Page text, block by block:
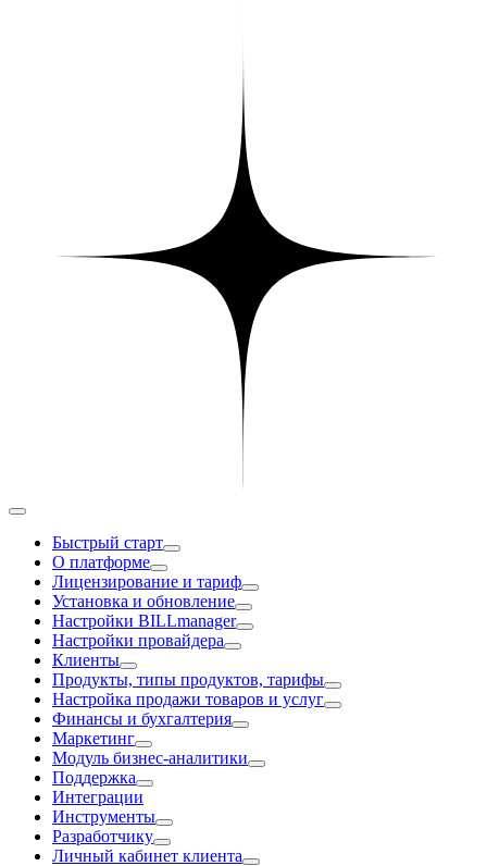
Быстрый старт
О платформе
Лицензирование и тариф
Установка и обновление
Настройки BILLmanager
Настройки провайдера
Клиенты
Продукты, типы продуктов, тарифы
Настройка продажи товаров и услуг
Финансы и бухгалтерия
Маркетинг
Модуль бизнес-аналитики
Поддержка
Интеграции
Инструменты
Разработчику
Личный кабинет клиента